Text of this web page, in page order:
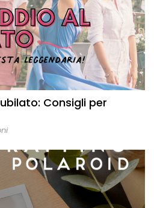
Consigli per